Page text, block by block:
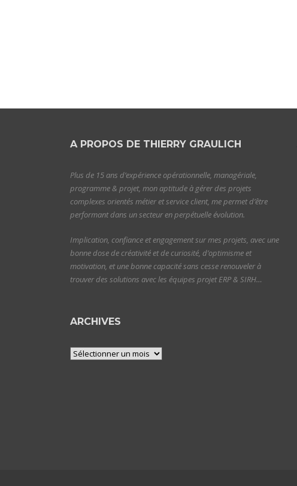
A PROPOS DE THIERRY GRAULICH
Plus de 15 ans d’expérience opérationnelle, managériale,
programme & projet, mon aptitude à gérer des projets
complexes orientés métier et service client, me permet d’être
performant dans un secteur en perpétuelle évolution.
Implication, confiance et engagement sur mes projets, avec une
bonne dose de créativité et de curiosité, d’optimisme et
motivation, et une bonne capacité sans cesse renouveler à
trouver des solutions avec les équipes projet ERP & SIRH…
ARCHIVES
Archives